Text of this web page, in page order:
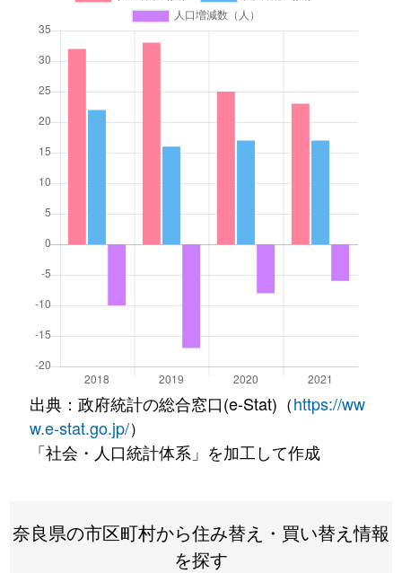
出典：政府統計の総合窓口(e-Stat)（https://ww
w.e-stat.go.jp/）
「社会・人口統計体系」を加工して作成
奈良県の市区町村から住み替え・買い替え情報
を探す